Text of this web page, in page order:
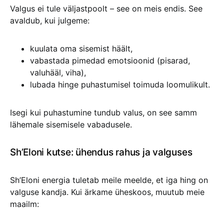
Valgus ei tule väljastpoolt – see on meis endis. See
avaldub, kui julgeme:
kuulata oma sisemist häält,
vabastada pimedad emotsioonid (pisarad,
valuhääl, viha),
lubada hinge puhastumisel toimuda loomulikult.
Isegi kui puhastumine tundub valus, on see samm
lähemale sisemisele vabadusele.
Sh’Eloni kutse: ühendus rahus ja valguses
Sh’Eloni energia tuletab meile meelde, et iga hing on
valguse kandja. Kui ärkame üheskoos, muutub meie
maailm: